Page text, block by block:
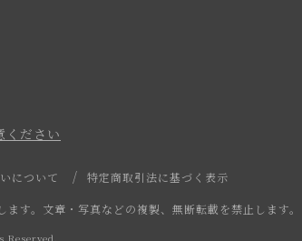
ください
について 特定商取引法に基づく表示
す。文章・写真などの複製、無断転載を禁止します。